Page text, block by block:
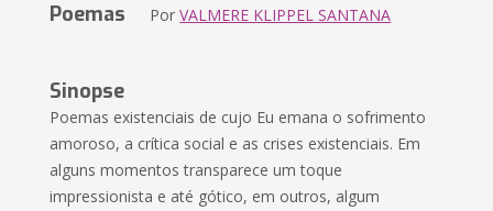
Poemas PorVALMERE KLIPPEL SANTANA
Sinopse
Poemas existenciais de cujo Eu emana o sofrimento
amoroso, a crítica social e as crises existenciais. Em
alguns momentos transparece um toque
impressionista e até gótico, em outros, algum